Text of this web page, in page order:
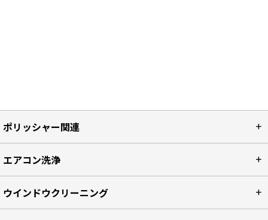
ポリッシャー関連
エアコン洗浄
ウインドウクリーニング